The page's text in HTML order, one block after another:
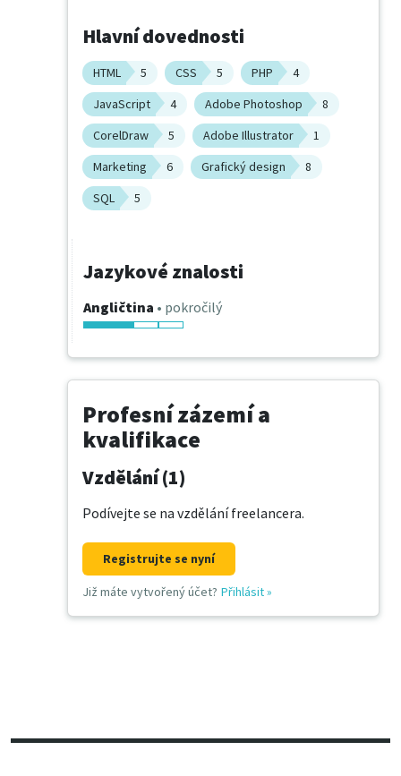
Hlavní dovednosti
HTML 5 CSS 5 PHP
4
JavaScript
4 Adobe Photoshop
8
CorelDraw
5 Adobe Illustrator
1
Marketing
6 Grafický design
8
SQL
5
Jazykové znalosti
Angličtina • pokročilý
Profesní zázemí a
kvalifikace
Vzdělání (1)
Podívejte se na vzdělání freelancera.
Registrujte se nyní
Již máte vytvořený účet? Přihlásit»